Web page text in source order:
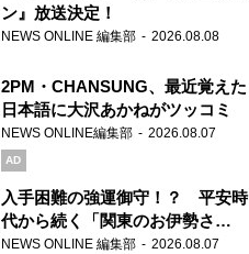
ン』放送決定！
NEWS ONLINE 編集部 2026.08.08
2PM・CHANSUNG、最近覚えた
日本語に大沢あかねがツッコミ
NEWS ONLINE編集部 2026.08.07
入手困難の強運御守！？ 平安時
代から続く「関東のお伊勢さ
ま」、芝大神宮にてランパンプス
NEWS ONLINE 編集部 2026.08.07